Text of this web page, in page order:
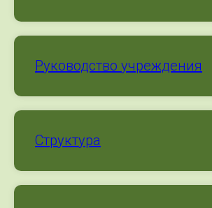
Руководство учреждения
Структура